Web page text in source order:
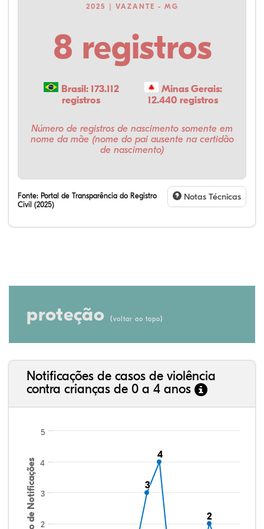
2025 | VAZANTE - MG
8 registros
Brasil: 173.112
registros
Minas Gerais:
12.440 registros
Número de registros de nascimento somente em
nome da mãe (nome do pai ausente na certidão
de nascimento)
Fonte: Portal de Transparência do Registro
Civil (2025)
Notas Técnicas
proteção (voltar ao topo)
Notificações de casos de violência
contra crianças de 0 a 4 anos
Número de Notificações 3
3
4
4
2
2
2
3
4
5